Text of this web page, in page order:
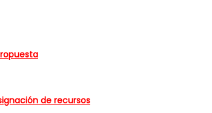
de recursos